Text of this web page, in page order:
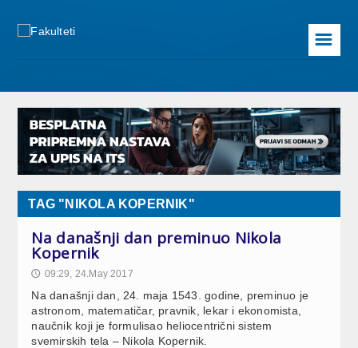
☰
TAG "NIKOLA KOPERNIK"
Na današnji dan preminuo Nikola
Kopernik
🕔 09:29, 24.May 2017
Na današnji dan, 24. maja 1543. godine, preminuo je
astronom, matematičar, pravnik, lekar i ekonomista,
naučnik koji je formulisao heliocentrični sistem
svemirskih tela – Nikola Kopernik.